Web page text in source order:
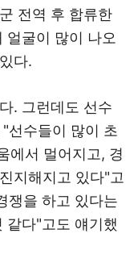
전역 후 합류한
얼굴이 많이 나오
다.
. 그런데도 선수
선수들이 많이 초
에서 멀어지고, 경
지해지고 있다"고
쟁을 하고 있다는
같다"고도 얘기했